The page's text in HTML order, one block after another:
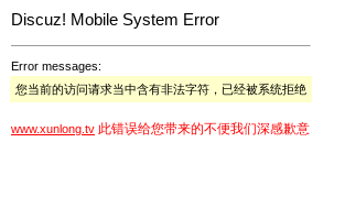
Discuz! Mobile System Error
Error messages:
您当前的访问请求当中含有非法字符，已经被系统拒绝
www.xunlong.tv 此错误给您带来的不便我们深感歉意